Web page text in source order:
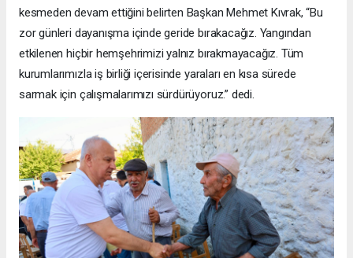
kesmeden devam ettiğini belirten Başkan Mehmet Kıvrak, “Bu
zor günleri dayanışma içinde geride bırakacağız. Yangından
etkilenen hiçbir hemşehrimizi yalnız bırakmayacağız. Tüm
kurumlarımızla iş birliği içerisinde yaraları en kısa sürede
sarmak için çalışmalarımızı sürdürüyoruz.” dedi.